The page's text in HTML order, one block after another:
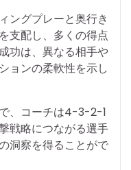
ングプレーと奥行き
支配し、多くの得点
功は、異なる相手や
ョンの柔軟性を示し
、コーチは4-3-2-1
戦略につながる選手
洞察を得ることがで